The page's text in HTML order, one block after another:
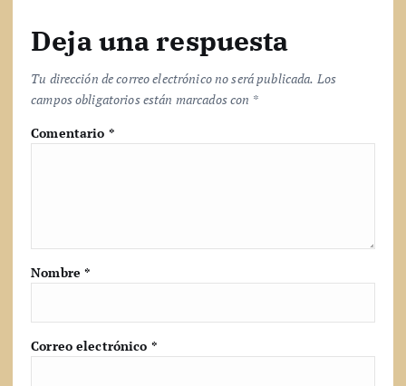
Deja una respuesta
Tu dirección de correo electrónico no será publicada. Los
campos obligatorios están marcados con *
Comentario *
Nombre*
Correo electrónico *